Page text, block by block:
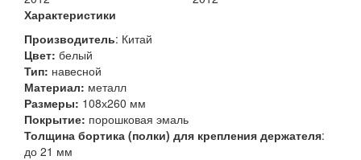
Характеристики
Производитель: Китай
Цвет: белый
Тип: навесной
Материал: металл
Размеры: 108х260 мм
Покрытие: порошковая эмаль
Толщина бортика (полки) для крепления держателя:
до 21 мм